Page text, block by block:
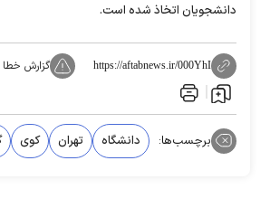
دانشجويان اتخاذ شده است.
https://aftabnews.ir/000YhI گزارش خطا
برچسب‌ها: دانشگاه تهران کوی